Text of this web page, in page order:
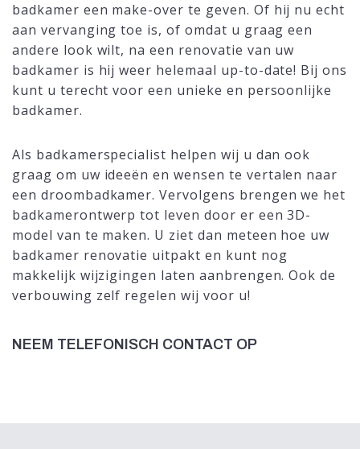
badkamer een make-over te geven. Of hij nu echt
aan vervanging toe is, of omdat u graag een
andere look wilt, na een renovatie van uw
badkamer is hij weer helemaal up-to-date! Bij ons
kunt u terecht voor een unieke en persoonlijke
badkamer.
Als badkamerspecialist helpen wij u dan ook
graag om uw ideeën en wensen te vertalen naar
een droombadkamer. Vervolgens brengen we het
badkamerontwerp tot leven door er een 3D-
model van te maken. U ziet dan meteen hoe uw
badkamer renovatie uitpakt en kunt nog
makkelijk wijzigingen laten aanbrengen. Ook de
verbouwing zelf regelen wij voor u!
NEEM TELEFONISCH CONTACT OP